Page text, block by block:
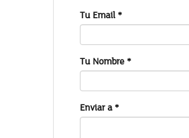
Tu Email *
Tu Nombre *
Enviar a *